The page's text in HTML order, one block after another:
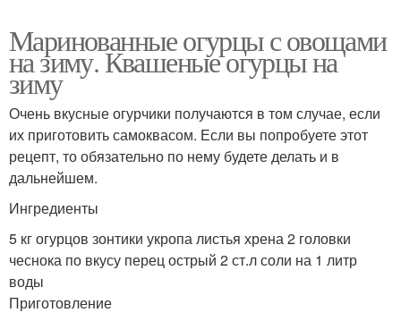
Маринованные огурцы с овощами
на зиму. Квашеные огурцы на
зиму
Очень вкусные огурчики получаются в том случае, если
их приготовить самоквасом. Если вы попробуете этот
рецепт, то обязательно по нему будете делать и в
дальнейшем.
Ингредиенты
5 кг огурцов зонтики укропа листья хрена 2 головки
чеснока по вкусу перец острый 2 ст.л соли на 1 литр
воды
Приготовление